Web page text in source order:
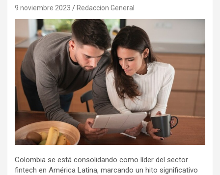
9 noviembre 2023 Redaccion General
Colombia se está consolidando como líder del sector
fintech en América Latina, marcando un hito significativo